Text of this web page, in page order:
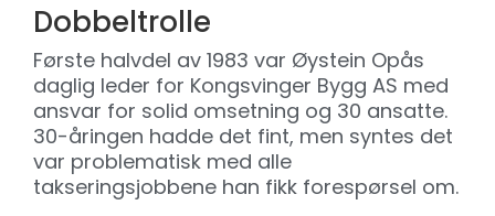
Dobbeltrolle
Første halvdel av 1983 var Øystein Opås
daglig leder for Kongsvinger Bygg AS med
ansvar for solid omsetning og 30 ansatte.
30-åringen hadde det fint, men syntes det
var problematisk med alle
takseringsjobbene han fikk forespørsel om.